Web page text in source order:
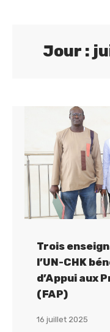
Jour :
Trois
l’UN-CHK
d’Appui aux
(FAP)
16 juillet 2025